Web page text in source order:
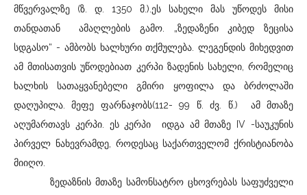
მწვერვალზე (ზ. დ. 1350 მ.).ეს სახელი მას უწოდეს მისი
თანდათან ამაღლების გამო. „ზედაზენი კიბედ ზეცისა
სდგასო“ - ამბობს ხალხური თქმულება. ლეგენდის მიხედვით
ამ მთისათვის უწოდებიათ კერპი ზადენის სახელი, რომელიც
ხალხის სათაყვანებელი გმირი ყოფილა და ბრძოლაში
დაღუპილა. მეფე ფარნაჯობს(112- 99 წ. ძვ. წ.) ამ მთაზე
აღუმართავს კერპი. ეს კერპი იდგა ამ მთაზე IV -საუკუნის
პირველ ნახევრამდე, როდესაც საქართველომ ქრისტიანობა
მიიღო.
ზედაზნის მთაზე სამონსატრო ცხოვრებას საფუძველი